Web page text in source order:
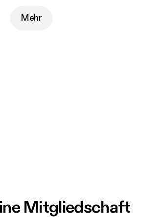
Mehr
Mitgliedschaft